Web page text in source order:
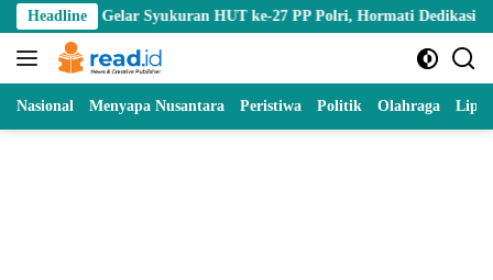
Skip
to
content
Headline
Gelar Syukuran HUT ke-27 PP Polri, Hormati Dedikasi Para
Nasional Menyapa Nusantara Peristiwa Politik Olahraga